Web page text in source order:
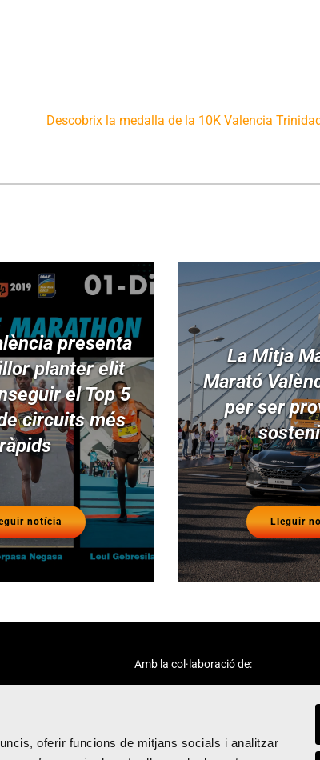
oferir funcions de mitjans socials i analitzar
Descobrix la medalla de la 10K Valencia
presenta
planter elit
el Top 5
circuits més
ràpids
notícia
La Mitja
Marató
per ser
Lleguir
Amb la col·laboració de: